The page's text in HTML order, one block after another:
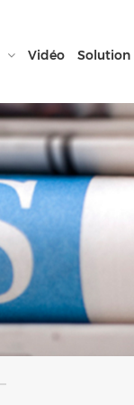
Vidéo Solution